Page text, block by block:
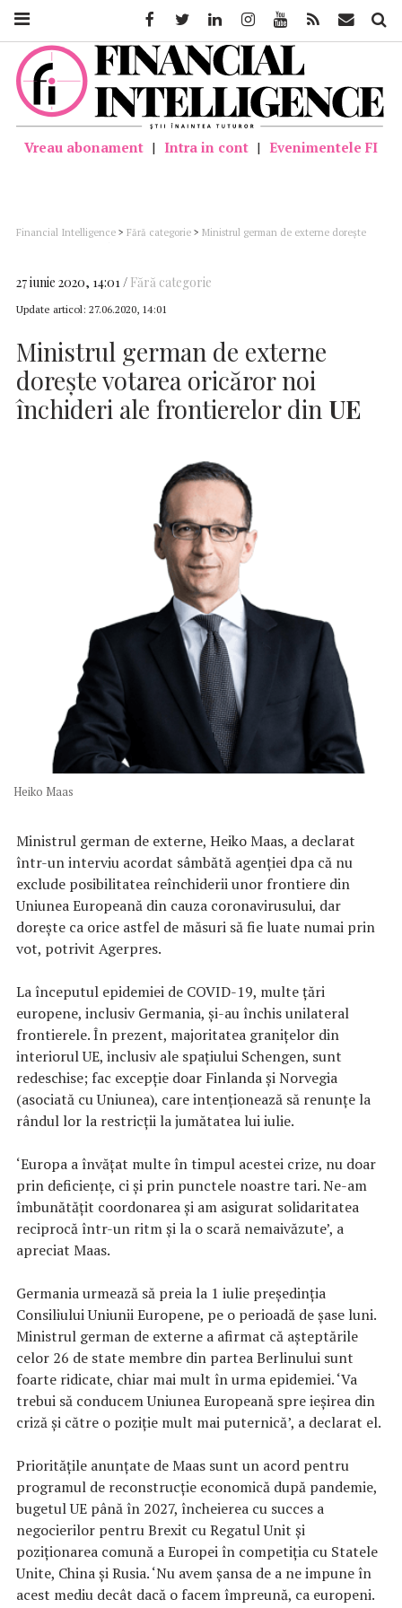
Vreau abonament | Intra in cont | Evenimentele FI
Financial Intelligence > Fără categorie > Ministrul german de externe doreşte
27 iunie 2020, 14:01 Fără categorie
Update articol: 27.06.2020, 14:01
Ministrul german de externe
doreşte votarea oricăror noi
închideri ale frontierelor din UE
Heiko Maas
Ministrul german de externe, Heiko Maas, a declarat
într-un interviu acordat sâmbătă agenţiei dpa că nu
exclude posibilitatea reînchiderii unor frontiere din
Uniunea Europeană din cauza coronavirusului, dar
doreşte ca orice astfel de măsuri să fie luate numai prin
vot, potrivit Agerpres.
La începutul epidemiei de COVID-19, multe ţări
europene, inclusiv Germania, şi-au închis unilateral
frontierele. În prezent, majoritatea graniţelor din
interiorul UE, inclusiv ale spaţiului Schengen, sunt
redeschise; fac excepţie doar Finlanda şi Norvegia
(asociată cu Uniunea), care intenţionează să renunţe la
rândul lor la restricţii la jumătatea lui iulie.
‘Europa a învăţat multe în timpul acestei crize, nu doar
prin deficienţe, ci şi prin punctele noastre tari. Ne-am
îmbunătăţit coordonarea şi am asigurat solidaritatea
reciprocă într-un ritm şi la o scară nemaivăzute’, a
apreciat Maas.
Germania urmează să preia la 1 iulie preşedinţia
Consiliului Uniunii Europene, pe o perioadă de şase luni.
Ministrul german de externe a afirmat că aşteptările
celor 26 de state membre din partea Berlinului sunt
foarte ridicate, chiar mai mult în urma epidemiei. ‘Va
trebui să conducem Uniunea Europeană spre ieşirea din
criză şi către o poziţie mult mai puternică’, a declarat el.
Priorităţile anunţate de Maas sunt un acord pentru
programul de reconstrucţie economică după pandemie,
bugetul UE până în 2027, încheierea cu succes a
negocierilor pentru Brexit cu Regatul Unit şi
poziţionarea comună a Europei în competiţia cu Statele
Unite, China şi Rusia. ‘Nu avem şansa de a ne impune în
acest mediu decât dacă o facem împreună, ca europeni.
FacebookTwitter LinkedinInstagramYoutube Feed Mail